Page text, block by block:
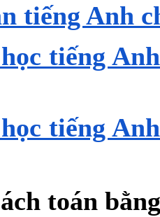
tiếng Anh
học tiếng
học tiếng
toán